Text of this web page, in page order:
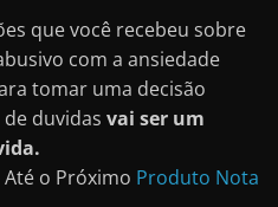
que você recebeu sobre
com a ansiedade
tomar uma decisão
de duvidasvai ser um
Até o Próximo Produto Nota